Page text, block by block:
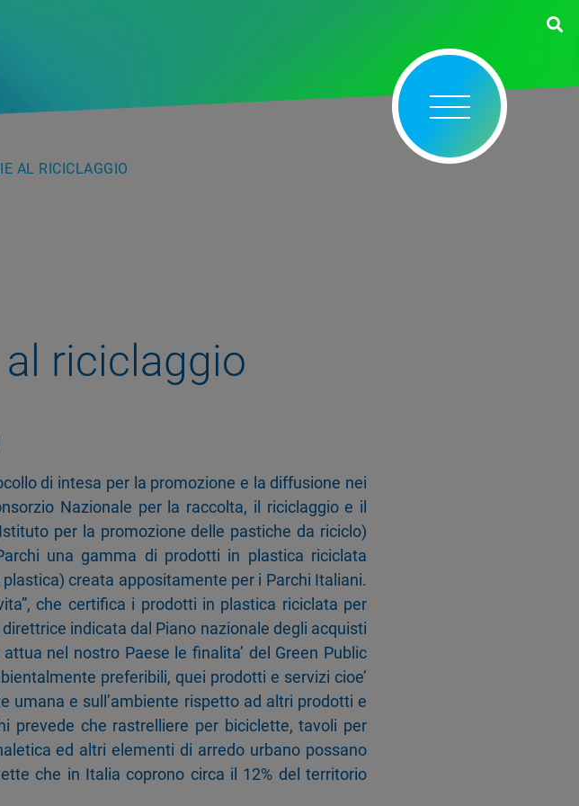
AL RICICLAGGIO
riciclaggio
di intesa per la promozione e la diffusione nei
Nazionale per la raccolta, il riciclaggio e il
per la promozione delle pastiche da riciclo)
una gamma di prodotti in plastica riciclata
creata appositamente per i Parchi Italiani.
che certifica i prodotti in plastica riciclata per
indicata dal Piano nazionale degli acquisti
nel nostro Paese le finalita’ del Green Public
preferibili, quei prodotti e servizi cioe’
umana e sull’ambiente rispetto ad altri prodotti e
prevede che rastrelliere per biciclette, tavoli per
ed altri elementi di arredo urbano possano
che in Italia coprono circa il 12% del territorio